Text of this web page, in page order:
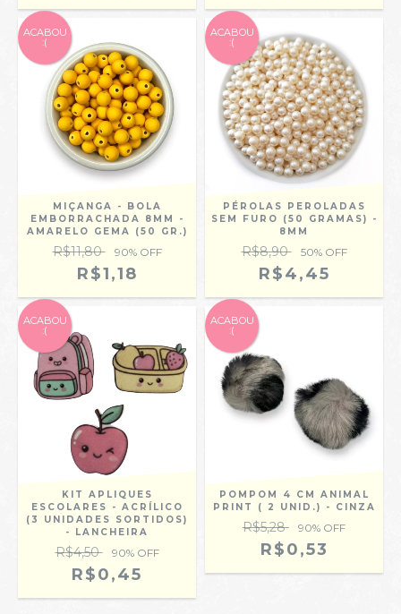
ACABOU
:(
MIÇANGA - BOLA
EMBORRACHADA 8MM -
AMARELO GEMA (50 GR.)
R$11,80 90% OFF
R$1,18
ACABOU
:(
PÉROLAS PEROLADAS
SEM FURO (50 GRAMAS) -
8MM
R$8,90 50% OFF
R$4,45
ACABOU
:(
KIT APLIQUES
ESCOLARES - ACRÍLICO
(3 UNIDADES SORTIDOS)
- LANCHEIRA
R$4,50 90% OFF
R$0,45
ACABOU
:(
POMPOM 4 CM ANIMAL
PRINT ( 2 UNID.) - CINZA
R$5,28 90% OFF
R$0,53